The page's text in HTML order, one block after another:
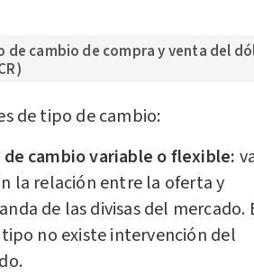
de cambio de compra y venta del
de tipo de cambio:
de cambio variable o flexible:
la relación entre la oferta y
de las divisas del mercado.
no existe intervención del